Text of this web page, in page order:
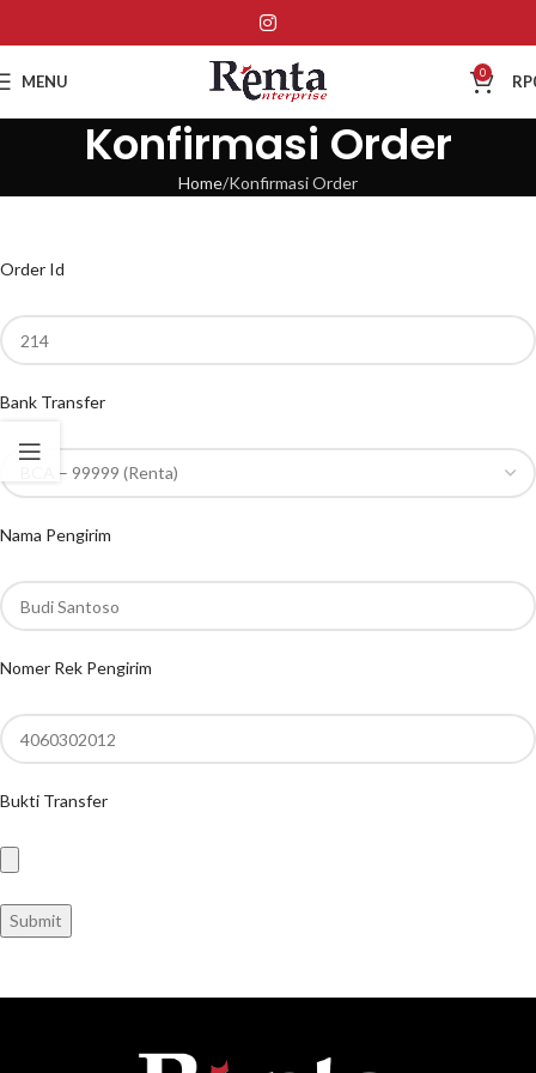
MENU 0 RP
Konfirmasi Order
Home Konfirmasi Order
Order Id
Bank Transfer
Nama Pengirim
Nomer Rek Pengirim
Bukti Transfer